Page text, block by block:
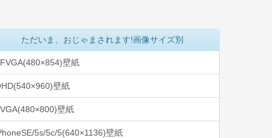
ただいま、おじゃまされます!画像サイズ別
壁紙
壁紙
壁紙
5s/5c/5(640×1136)壁紙